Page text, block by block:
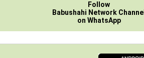
Follow
Babushahi Network Channel
on WhatsApp